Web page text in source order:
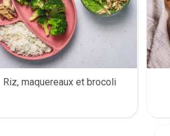
Riz, maquereaux et brocoli